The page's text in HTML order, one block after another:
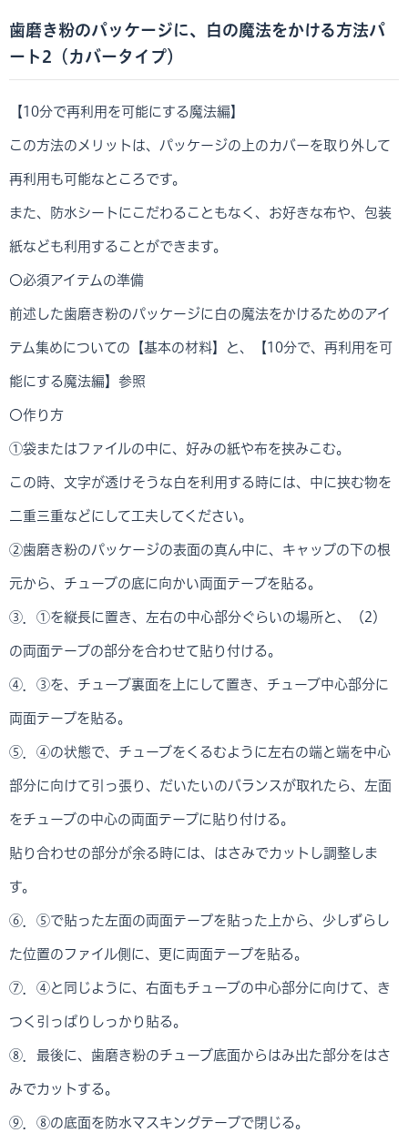
歯磨き粉のパッケージに、白の魔法をかける方法パ
ート2（カバータイプ）
【10分で再利用を可能にする魔法編】
この方法のメリットは、パッケージの上のカバーを取り外して
再利用も可能なところです。
また、防水シートにこだわることもなく、お好きな布や、包装
紙なども利用することができます。
〇必須アイテムの準備
前述した歯磨き粉のパッケージに白の魔法をかけるためのアイ
テム集めについての【基本の材料】と、【10分で、再利用を可
能にする魔法編】参照
〇作り方
①袋またはファイルの中に、好みの紙や布を挟みこむ。
この時、文字が透けそうな白を利用する時には、中に挟む物を
二重三重などにして工夫してください。
②歯磨き粉のパッケージの表面の真ん中に、キャップの下の根
元から、チューブの底に向かい両面テープを貼る。
③．①を縦長に置き、左右の中心部分ぐらいの場所と、（2）
の両面テープの部分を合わせて貼り付ける。
④．③を、チューブ裏面を上にして置き、チューブ中心部分に
両面テープを貼る。
⑤．④の状態で、チューブをくるむように左右の端と端を中心
部分に向けて引っ張り、だいたいのバランスが取れたら、左面
をチューブの中心の両面テープに貼り付ける。
貼り合わせの部分が余る時には、はさみでカットし調整しま
す。
⑥．⑤で貼った左面の両面テープを貼った上から、少しずらし
た位置のファイル側に、更に両面テープを貼る。
⑦．④と同じように、右面もチューブの中心部分に向けて、き
つく引っぱりしっかり貼る。
⑧．最後に、歯磨き粉のチューブ底面からはみ出た部分をはさ
みでカットする。
⑨．⑧の底面を防水マスキングテープで閉じる。